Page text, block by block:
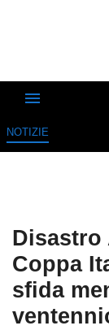
NOTIZIE
Disastro
Coppa
sfida